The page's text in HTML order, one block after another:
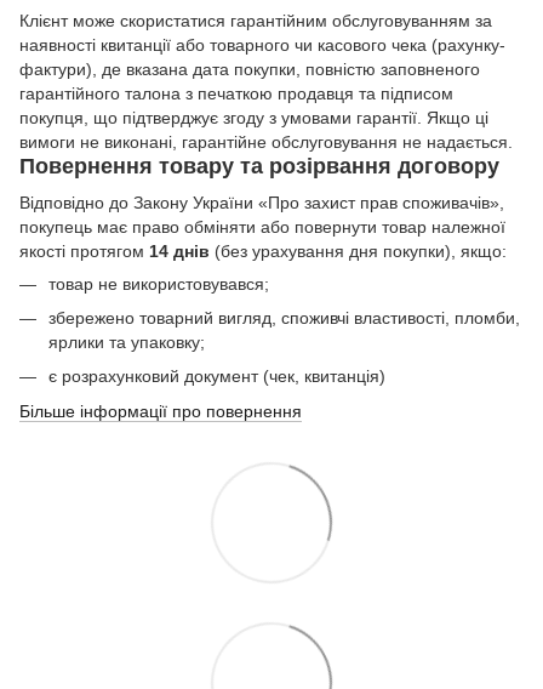
Клієнт може скористатися гарантійним обслуговуванням за
наявності квитанції або товарного чи касового чека (рахунку-
фактури), де вказана дата покупки, повністю заповненого
гарантійного талона з печаткою продавця та підписом
покупця, що підтверджує згоду з умовами гарантії. Якщо ці
вимоги не виконані, гарантійне обслуговування не надається.
Повернення товару та розірвання договору
Відповідно до Закону України «Про захист прав споживачів»,
покупець має право обміняти або повернути товар належної
якості протягом 14 днів (без урахування дня покупки), якщо:
товар не використовувався;
збережено товарний вигляд, споживчі властивості, пломби,
ярлики та упаковку;
є розрахунковий документ (чек, квитанція)
Більше інформації про повернення